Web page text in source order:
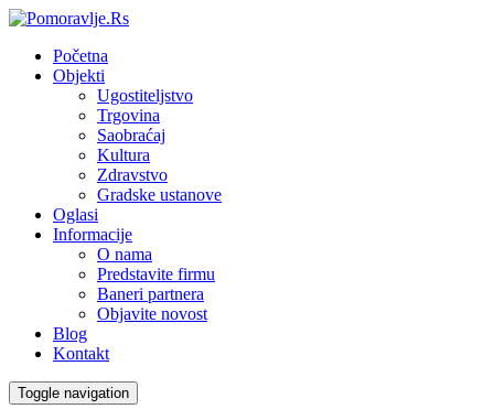
Početna
Objekti
Ugostiteljstvo
Trgovina
Saobraćaj
Kultura
Zdravstvo
Gradske ustanove
Oglasi
Informacije
O nama
Predstavite firmu
Baneri partnera
Objavite novost
Blog
Kontakt
Toggle navigation